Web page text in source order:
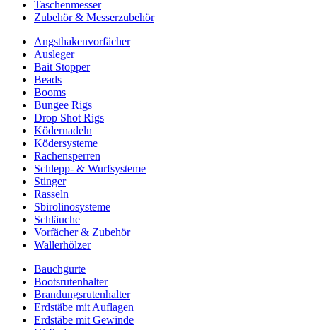
Taschenmesser
Zubehör & Messerzubehör
Angsthakenvorfächer
Ausleger
Bait Stopper
Beads
Booms
Bungee Rigs
Drop Shot Rigs
Ködernadeln
Ködersysteme
Rachensperren
Schlepp- & Wurfsysteme
Stinger
Rasseln
Sbirolinosysteme
Schläuche
Vorfächer & Zubehör
Wallerhölzer
Bauchgurte
Bootsrutenhalter
Brandungsrutenhalter
Erdstäbe mit Auflagen
Erdstäbe mit Gewinde